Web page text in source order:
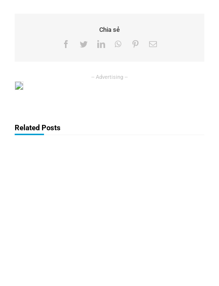
Chia sẻ
Facebook
TwitterLinkedInWhatsApp
PinterestEmail
Related Posts